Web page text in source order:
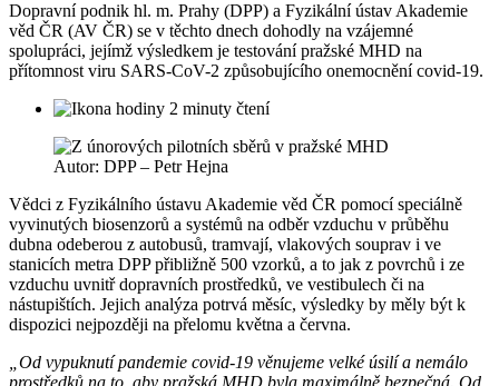
Dopravní podnik hl. m. Prahy (DPP) a Fyzikální ústav Akademie
věd ČR (AV ČR) se v těchto dnech dohodly na vzájemné
spolupráci, jejímž výsledkem je testování pražské MHD na
přítomnost viru SARS-CoV-2 způsobujícího onemocnění covid-19.
2 minuty čtení
Autor: DPP – Petr Hejna
Vědci z Fyzikálního ústavu Akademie věd ČR pomocí speciálně
vyvinutých biosenzorů a systémů na odběr vzduchu v průběhu
dubna odeberou z autobusů, tramvají, vlakových souprav i ve
stanicích metra DPP přibližně 500 vzorků, a to jak z povrchů i ze
vzduchu uvnitř dopravních prostředků, ve vestibulech či na
nástupištích. Jejich analýza potrvá měsíc, výsledky by měly být k
dispozici nejpozději na přelomu května a června.
„Od vypuknutí pandemie covid-19 věnujeme velké úsilí a nemálo